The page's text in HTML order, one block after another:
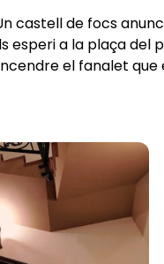
castell de focs
esperi a la plaça del
el fanalet que